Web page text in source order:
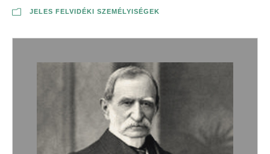
JELES FELVIDÉKI SZEMÉLYISÉGEK